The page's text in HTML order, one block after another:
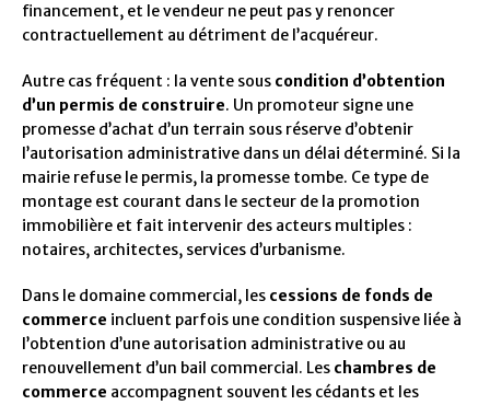
financement, et le vendeur ne peut pas y renoncer
contractuellement au détriment de l’acquéreur.
Autre cas fréquent : la vente sous condition d’obtention
d’un permis de construire. Un promoteur signe une
promesse d’achat d’un terrain sous réserve d’obtenir
l’autorisation administrative dans un délai déterminé. Si la
mairie refuse le permis, la promesse tombe. Ce type de
montage est courant dans le secteur de la promotion
immobilière et fait intervenir des acteurs multiples :
notaires, architectes, services d’urbanisme.
Dans le domaine commercial, les cessions de fonds de
commerce incluent parfois une condition suspensive liée à
l’obtention d’une autorisation administrative ou au
renouvellement d’un bail commercial. Les chambres de
commerce accompagnent souvent les cédants et les